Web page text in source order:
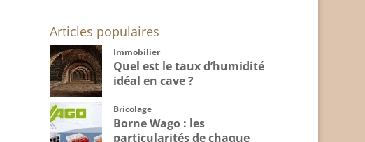
Articles populaires
Immobilier
Quel est le taux d’humidité
idéal en cave ?
Bricolage
Borne Wago : les
particularités de chaque